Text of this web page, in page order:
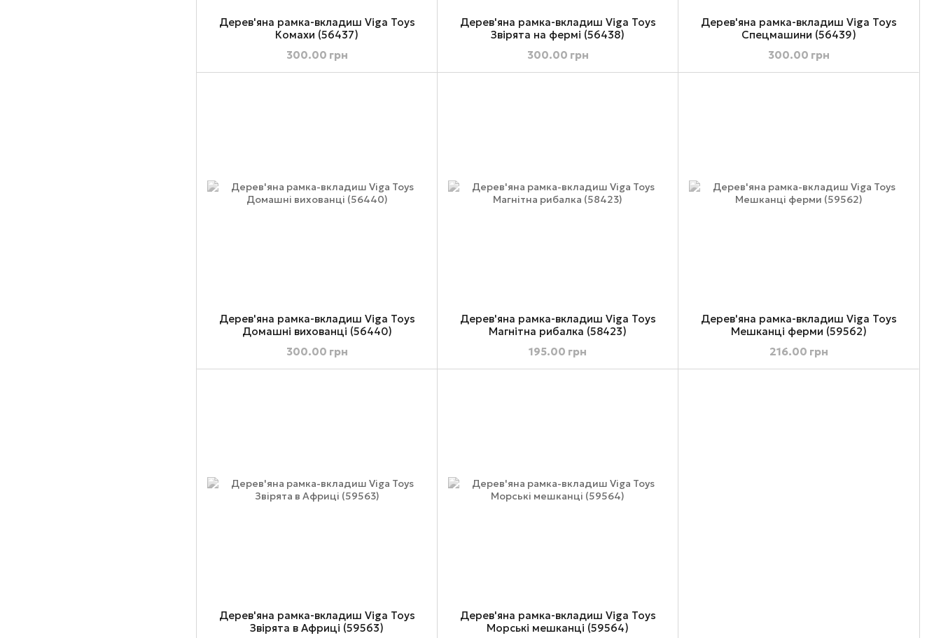
Дерев'яна рамка-вкладиш Viga Toys
Комахи (56437)
300.00 грн
Дерев'яна рамка-вкладиш Viga Toys
Звірята на фермі (56438)
300.00 грн
Дерев'яна рамка-вкладиш Viga Toys
Спецмашини (56439)
300.00 грн
Дерев'яна рамка-вкладиш Viga Toys
Домашні вихованці (56440)
300.00 грн
Дерев'яна рамка-вкладиш Viga Toys
Магнітна рибалка (58423)
195.00 грн
Дерев'яна рамка-вкладиш Viga Toys
Мешканці ферми (59562)
216.00 грн
Дерев'яна рамка-вкладиш Viga Toys
Звірята в Африці (59563)
Дерев'яна рамка-вкладиш Viga Toys
Морські мешканці (59564)